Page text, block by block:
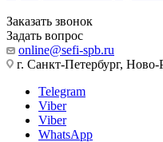
Заказать звонок
Задать вопрос
online@sefi-spb.ru
г. Санкт-Петербург,
Telegram
Viber
Viber
WhatsApp